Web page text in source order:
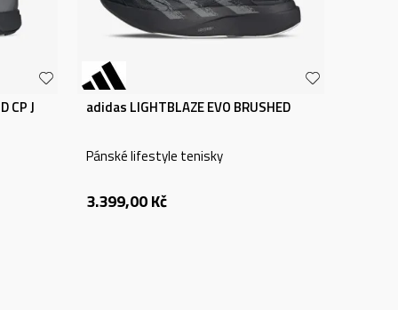
CP J adidas LIGHTBLAZE EVO BRUSHED
Pánské lifestyle tenisky
3.399,00Kč